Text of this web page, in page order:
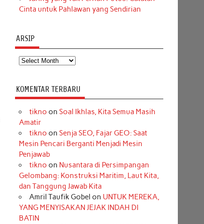
Cinta untuk Pahlawan yang Sendirian
ARSIP
Arsip
KOMENTAR TERBARU
tikno on Soal Ikhlas, Kita Semua Masih
Amatir
tikno on Senja SEO, Fajar GEO: Saat
Mesin Pencari Berganti Menjadi Mesin
Penjawab
tikno on Nusantara di Persimpangan
Gelombang: Konstruksi Maritim, Laut Kita,
dan Tanggung Jawab Kita
Amril Taufik Gobel on UNTUK MEREKA,
YANG MENYISAKAN JEJAK INDAH DI
BATIN